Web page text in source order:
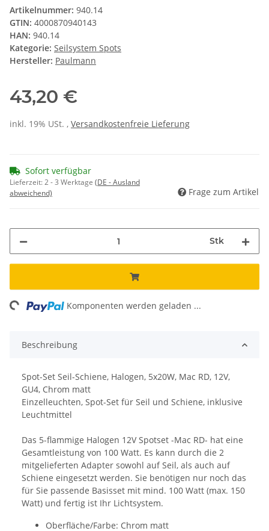
Artikelnummer: 940.14
GTIN: 4000870940143
HAN: 940.14
Kategorie: Seilsystem Spots
Hersteller: Paulmann
43,20 €
inkl. 19% USt. , Versandkostenfreie Lieferung
Sofort verfügbar
Lieferzeit:2 - 3 Werktage (DE - Ausland
abweichend)
Frage zum Artikel
Stk
Komponenten werden geladen ...
Beschreibung
Spot-Set Seil-Schiene, Halogen, 5x20W, Mac RD, 12V,
GU4, Chrom matt
Einzelleuchten, Spot-Set für Seil und Schiene, inklusive
Leuchtmittel
Das 5-flammige Halogen 12V Spotset -Mac RD- hat eine
Gesamtleistung von 100 Watt. Es kann durch die 2
mitgelieferten Adapter sowohl auf Seil, als auch auf
Schiene eingesetzt werden. Sie benötigen nur noch das
für Sie passende Basisset mit mind. 100 Watt (max. 150
Watt) und fertig ist Ihr Lichtsystem.
Oberfläche/Farbe: Chrom matt